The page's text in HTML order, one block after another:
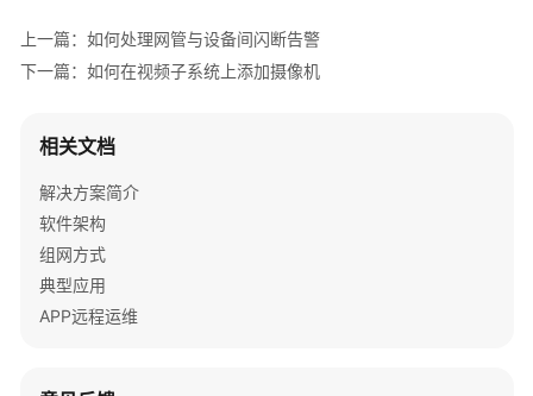
出
NetEco
置
设
通
信
参
数
上一篇：如何处理网管与设备间闪断告警
下一篇：如何在视频子系统上添加摄像机
相关文档
解决方案简介
软件架构
组网方式
典型应用
APP远程运维